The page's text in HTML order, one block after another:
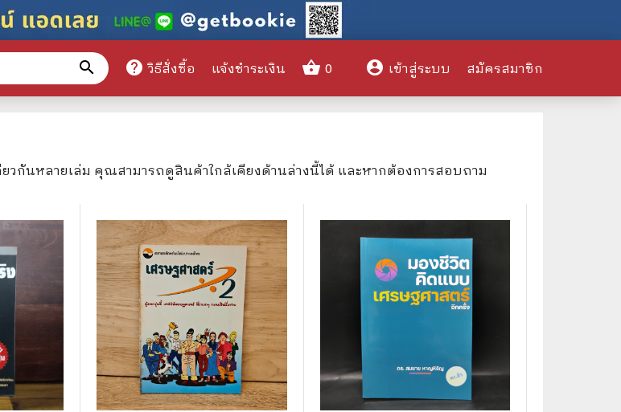
วกันหลายเล่ม คุณสามารถดูสินค้าใกล้เคียงด้านล่างนี้ได้ และหากต้องการสอบถาม
search help วิธีสั่งซื้อ แจ้งชำระเงิน shopping_basket 0 account_circle เข้าสู่ระบบ สมัครสมาชิก
📕 นิตยสาร
📺 เรื่องย่อละครโทรทัศน์
นิตยสารดารารุ่นเก่า
แฟนคลับดารา
เรื่องย่อซีรี่ย์ต่างประเทศ
🌍 ทั่วไปและวาไรตี้
🤡 เรื่องสั้น ขำขัน
🎨 Art and Design
🤹‍♀️ Humor & Entertainment
🏝️ Survival & Emergency
Preparedness
🦸‍♂️ Comics & Graphic Novels
🏺 Historical & Political
🌠 Astrology